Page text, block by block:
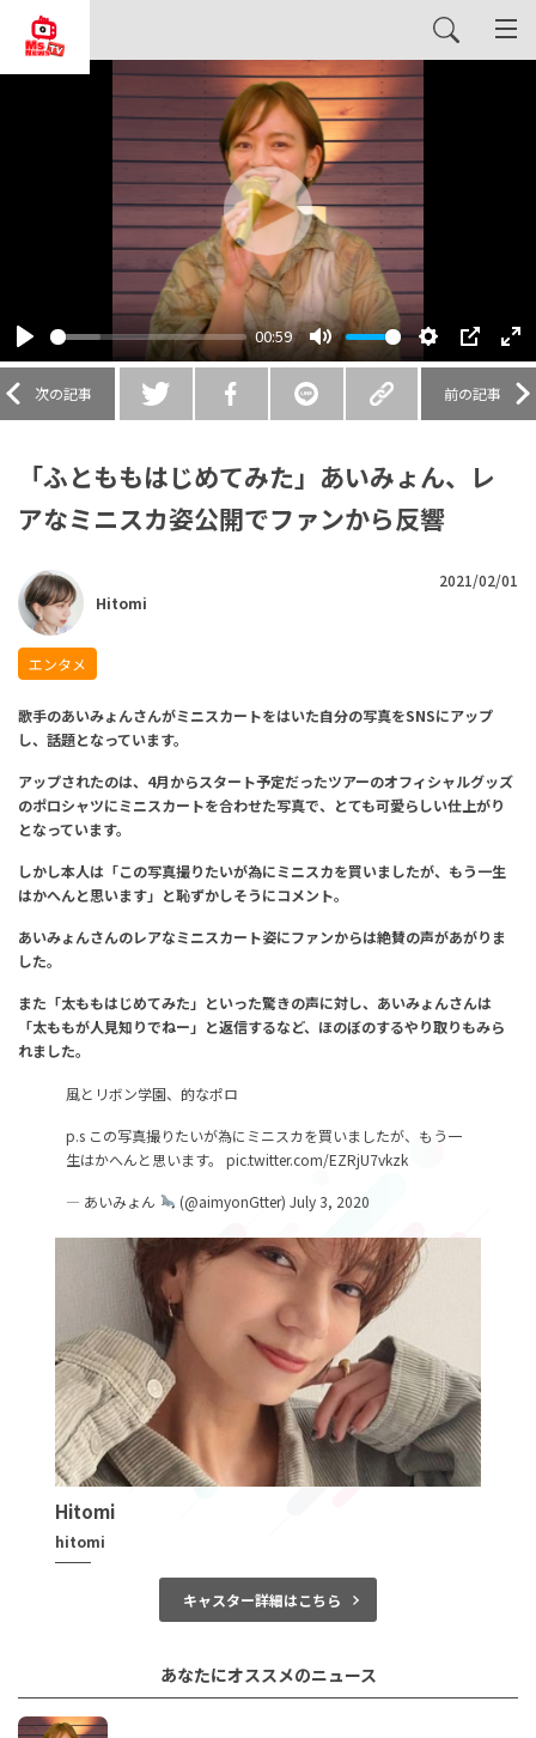
Play
00:59
Mute Settings
PIP
Play
次の記事 前の記事
「ふとももはじめてみた」あいみょん、レ
アなミニスカ姿公開でファンから反響
Hitomi
2021/02/01
エンタメ
歌手のあいみょんさんがミニスカートをはいた自分の写真をSNSにアップ
し、話題となっています。
アップされたのは、 4月からスタート予定だったツアーのオフィシャルグッズ
のポロシャツにミニスカートを合わせた写真で、 とても可愛らしい仕上がり
となっています。
しかし本人は 「この写真撮りたいが為にミニスカを買いましたが、もう一生
はかへんと思います」と恥ずかしそうにコメント。
あいみょんさんのレアなミニスカート姿にファンからは絶賛の声があがりま
した。
また「太ももはじめてみた」といった驚きの声に対し、 あいみょんさんは
「太ももが人見知りでねー」と返信するなど、 ほのぼのするやり取りもみら
れました。
風とリボン学園、的なポロ
p.s この写真撮りたいが為にミニスカを買いましたが、もう一
生はかへんと思います。 pic.twitter.com/EZRjU7vkzk
— あいみょん (@aimyonGtter) July 3, 2020
Hitomi
hitomi
キャスター詳細はこちら
あなたにオススメのニュース